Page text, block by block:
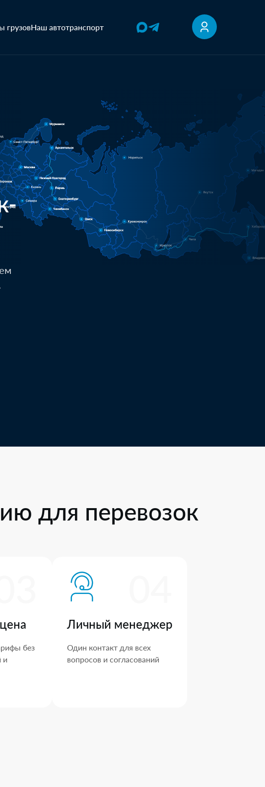
грузовНаш автотранспорт
для перевозок
без
и
Личный менеджер
Один контакт для всех
вопросов и согласований